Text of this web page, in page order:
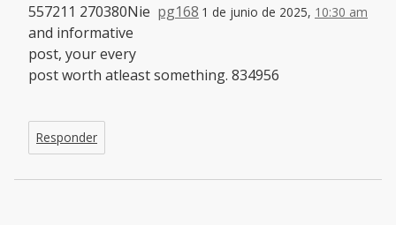
pg168 1 de junio de 2025, 10:30 am
557211 270380Nie
and informative
post, your every
post worth atleast something. 834956
Responder